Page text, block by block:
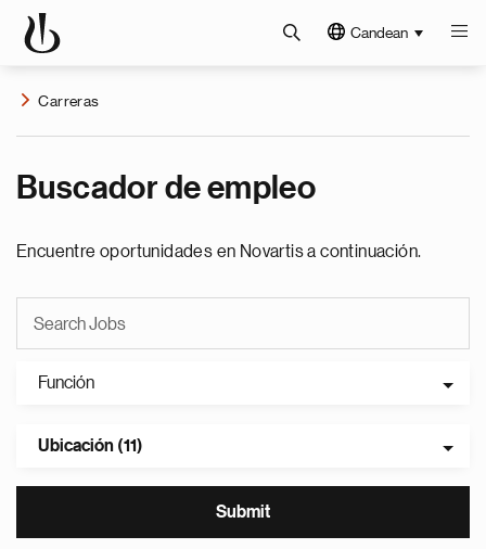
Candean
Carreras
Buscador de empleo
Encuentre oportunidades en Novartis a continuación.
Función
Ubicación (11)